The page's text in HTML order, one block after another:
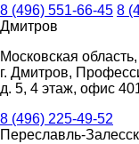
8 (496) 551-66-45 8
Дмитров
Московская область,
г. Дмитров,
д. 5, 4 этаж, офис
8 (496) 225-49-52
Переславль-